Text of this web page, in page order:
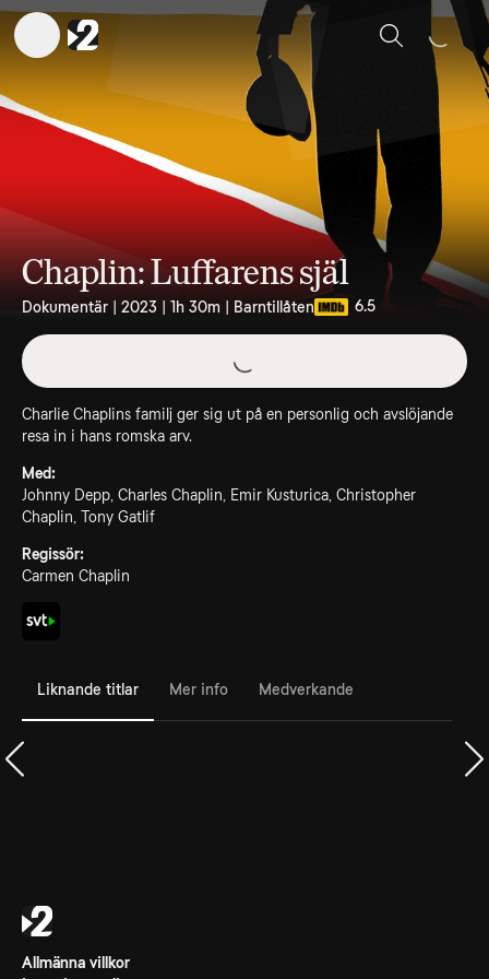
Sök
Chaplin: Luffarens själ
Dokumentär | 2023 | 1h 30m | Barntillåten 6.5
Charlie Chaplins familj ger sig ut på en personlig och avslöjande
resa in i hans romska arv.
Med:
Johnny Depp, Charles Chaplin, Emir Kusturica, Christopher
Chaplin, Tony Gatlif
Regissör:
Carmen Chaplin
Liknande titlar Mer info Medverkande
Allmänna villkor